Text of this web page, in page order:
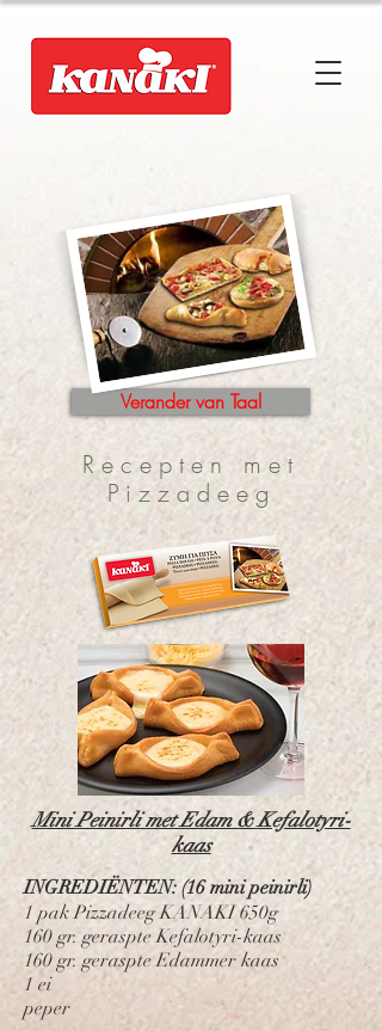
Mini Peinirli met Edam & Kefalotyri-
kaas
INGREDIËNTEN: (16 mini peinirli)
1 pak Pizzadeeg KANAKI 650g
160 gr. geraspte Kefalotyri-kaas
160 gr. geraspte Edammer kaas
1 ei
peper
Recepten met
Pizzadeeg
Verander van Taal